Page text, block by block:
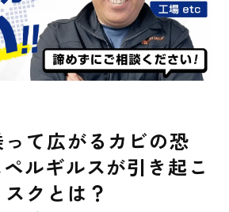
て広がるカビの恐
ルギルスが引き起こ
クとは？